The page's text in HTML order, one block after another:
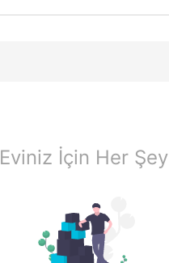
Eviniz İçin Her Şey